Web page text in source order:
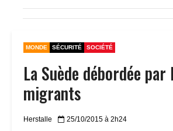
MONDE SÉCURITÉ SOCIÉTÉ
La Suède débordée par
migrants
Herstalle 25/10/2015 à 2h24